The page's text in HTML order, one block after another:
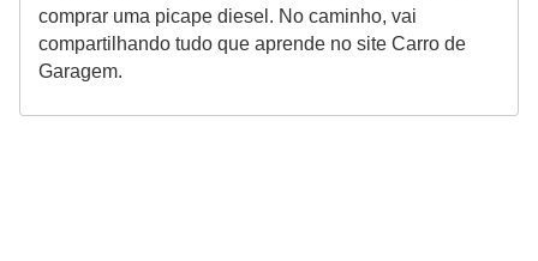
comprar uma picape diesel. No caminho, vai
compartilhando tudo que aprende no site Carro de
Garagem.